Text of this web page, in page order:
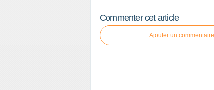
Commenter cet article
Ajouter un commentaire